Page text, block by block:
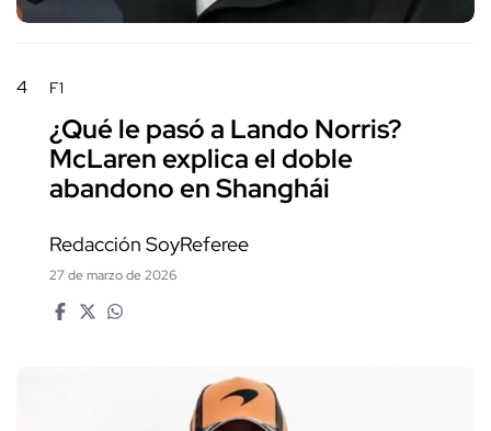
4 F1
¿Qué le pasó a Lando Norris?
McLaren explica el doble
abandono en Shanghái
Redacción SoyReferee
27 de marzo de 2026